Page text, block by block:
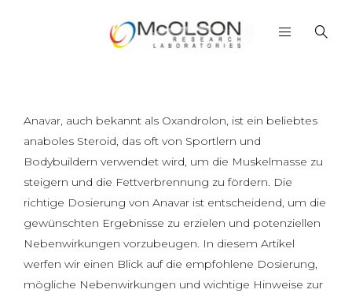
Anavar, auch bekannt als Oxandrolon, ist ein beliebtes
anaboles Steroid, das oft von Sportlern und
Bodybuildern verwendet wird, um die Muskelmasse zu
steigern und die Fettverbrennung zu fördern. Die
richtige Dosierung von Anavar ist entscheidend, um die
gewünschten Ergebnisse zu erzielen und potenziellen
Nebenwirkungen vorzubeugen. In diesem Artikel
werfen wir einen Blick auf die empfohlene Dosierung,
mögliche Nebenwirkungen und wichtige Hinweise zur